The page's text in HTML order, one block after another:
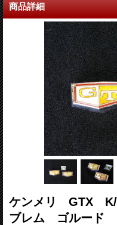
商品詳細
ケンメリ GTX K/
ブレム ゴルード